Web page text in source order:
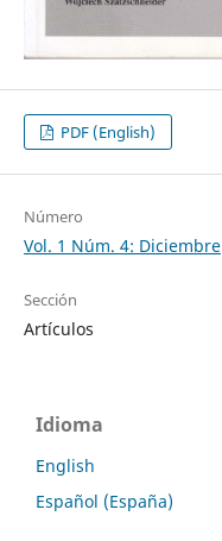
PDF (English)
Número
Vol. 1 Núm. 4: Diciembre
Sección
Artículos
Idioma
English
Español (España)